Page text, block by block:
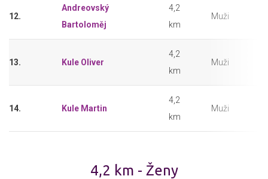
12.
Andreovský
Bartoloměj
4,2
km
Muži
13. Kule Oliver
4,2
km
Muži
14. Kule Martin
4,2
km
Muži
4,2 km - Ženy